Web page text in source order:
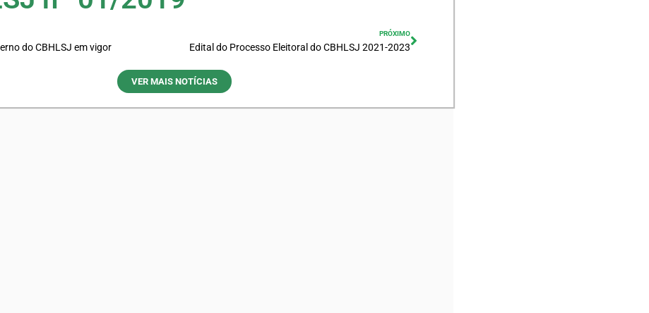
do CBHLSJ em vigor
PRÓXIMO
Edital do Processo Eleitoral do CBHLSJ 2021-2023
VER MAIS NOTÍCIAS